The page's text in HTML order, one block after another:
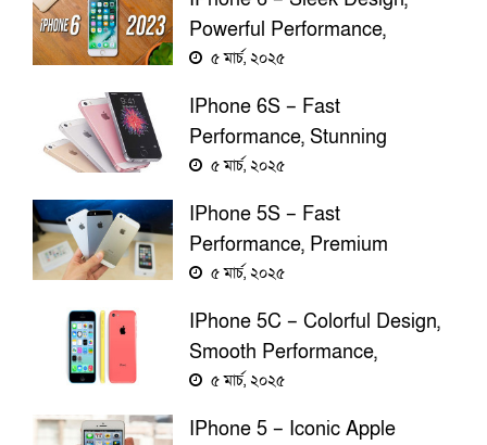
Powerful Performance,
Stunning Display, And Long-
৫ মার্চ, ২০২৫
IPhone 6S – Fast
Performance, Stunning
Display, High-Quality Camera,
৫ মার্চ, ২০২৫
IPhone 5S – Fast
Performance, Premium
Design, Touch ID, And
৫ মার্চ, ২০২৫
IPhone 5C – Colorful Design,
Smooth Performance,
Stunning Display, And
৫ মার্চ, ২০২৫
IPhone 5 – Iconic Apple